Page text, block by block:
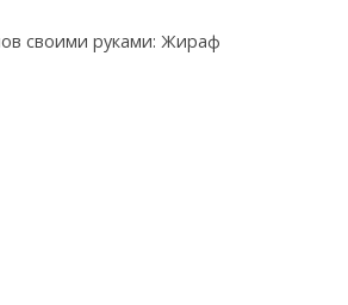
своими руками: Жираф